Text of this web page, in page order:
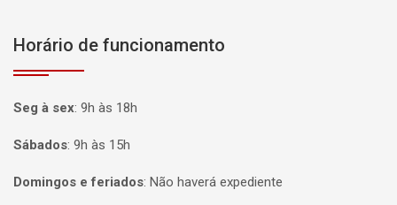
Horário de funcionamento
Seg à sex: 9h às 18h
Sábados: 9h às 15h
Domingos e feriados: Não haverá expediente